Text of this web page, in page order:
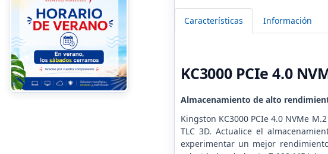
Características Información
KC3000 PCIe 4.0
Almacenamiento de alto
Kingston KC3000 PCIe 4.0 NVMe
TLC 3D. Actualice el
experimentar un mejor